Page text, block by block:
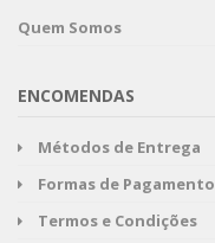
Quem Somos
ENCOMENDAS
Métodos de Entrega
Formas de Pagamento
Termos e Condições